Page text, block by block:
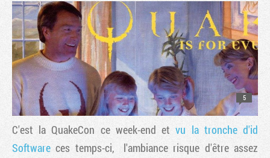
5
C'est la QuakeCon ce week-end etvu la tronche d'id
Software ces temps-ci, l'ambiance risque d'être assez